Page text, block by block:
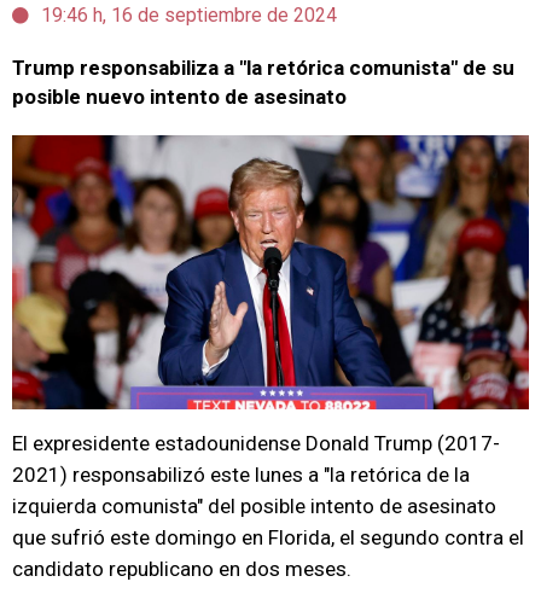
19:46 h, 16 de septiembre de 2024
Trump responsabiliza a "la retórica comunista" de su
posible nuevo intento de asesinato
El expresidente estadounidense Donald Trump (2017-
2021) responsabilizó este lunes a "la retórica de la
izquierda comunista" del posible intento de asesinato
que sufrió este domingo en Florida, el segundo contra el
candidato republicano en dos meses.